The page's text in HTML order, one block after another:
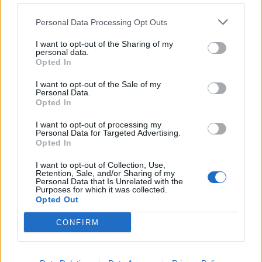
Personal Data Processing Opt Outs
I want to opt-out of the Sharing of my
personal data.
Opted In
I want to opt-out of the Sale of my
Personal Data.
Opted In
I want to opt-out of processing my
Personal Data for Targeted Advertising.
Opted In
I want to opt-out of Collection, Use,
Retention, Sale, and/or Sharing of my
Personal Data that Is Unrelated with the
Purposes for which it was collected.
Opted Out
CONFIRM
Manta b som ska räddas (kaross eller
delar sökes)
Senaste inlägget av Projekt
Senaste inlägget av hugger69 för 44 minuter sedaniProjekt
Senaste inlägget avEv_volvo142 för 1 timme sedan i Projekt
Volkswagen split bus t1 1962
Senaste inlägget av Dr_snuggels för 2 timmar sedan
Golf Mk2 16v Turbo 137 svar
Senaste inlägget av
Vw 1956 oval prosjekt
Volkswagen Golf MK4 v6 4motion OEM++